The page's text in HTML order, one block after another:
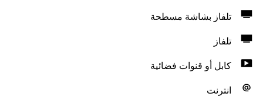
تلفاز بشاشة مسطحة
تلفاز
كابل أو قنوات فضائية
انترنت